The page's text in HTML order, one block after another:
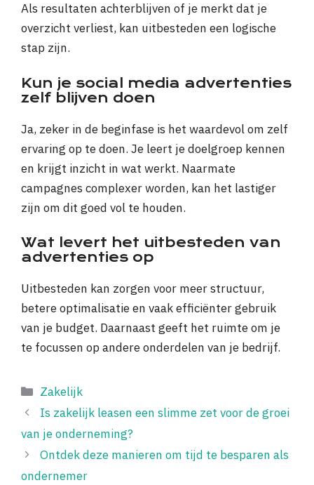
Als resultaten achterblijven of je merkt dat je
overzicht verliest, kan uitbesteden een logische
stap zijn.
Kun je social media advertenties
zelf blijven doen
Ja, zeker in de beginfase is het waardevol om zelf
ervaring op te doen. Je leert je doelgroep kennen
en krijgt inzicht in wat werkt. Naarmate
campagnes complexer worden, kan het lastiger
zijn om dit goed vol te houden.
Wat levert het uitbesteden van
advertenties op
Uitbesteden kan zorgen voor meer structuur,
betere optimalisatie en vaak efficiënter gebruik
van je budget. Daarnaast geeft het ruimte om je
te focussen op andere onderdelen van je bedrijf.
Categorieën
Zakelijk
Is zakelijk leasen een slimme zet voor de groei
van je onderneming?
Ontdek deze manieren om tijd te besparen als
ondernemer